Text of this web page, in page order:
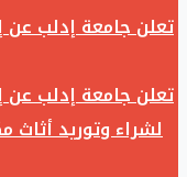
تعلن جامعة إدلب عن
تعلن جامعة إدلب عن
لشراء وتوريد أثاث